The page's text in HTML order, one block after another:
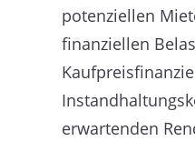
potenziellen
finanziellen
erwartenden